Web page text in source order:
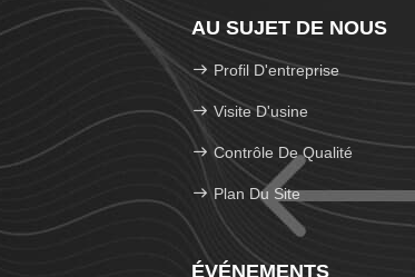
AU SUJET DE NOUS
Profil D'entreprise
Visite D'usine
Contrôle De Qualité
Plan Du Site
ÉVÉNEMENTS